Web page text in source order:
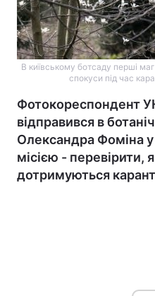
В київському ботсаду перші
спокуси під час
Фотокореспондент
відправився в
Олександра Фоміна
місією - перевірити,
дотримуються